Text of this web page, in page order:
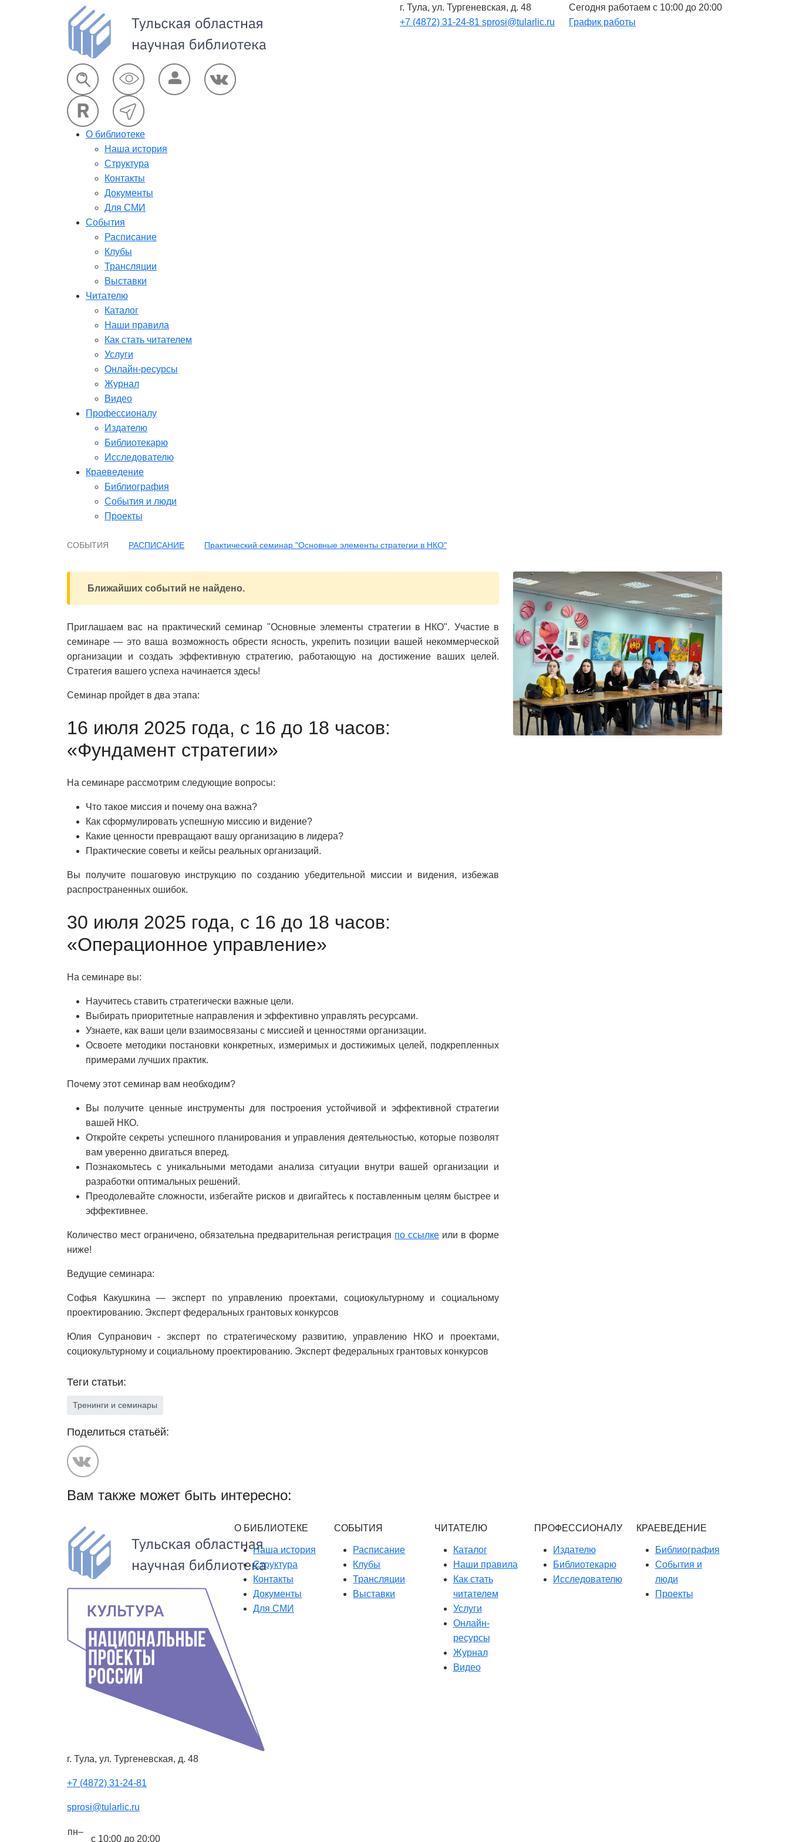
г. Тула, ул. Тургеневская, д. 48
+7 (4872) 31-24-81 sprosi@tularlic.ru
Сегодня работаем с 10:00 до 20:00
График работы
О библиотеке
Наша история
Структура
Контакты
Документы
Для СМИ
События
Расписание
Клубы
Трансляции
Выставки
Читателю
Каталог
Наши правила
Как стать читателем
Услуги
Онлайн-ресурсы
Журнал
Видео
Профессионалу
Издателю
Библиотекарю
Исследователю
Краеведение
Библиография
События и люди
Проекты
СОБЫТИЯ РАСПИСАНИЕ Практический семинар "Основные элементы стратегии в НКО"
Ближайших событий не найдено.
Приглашаем вас на практический семинар "Основные элементы стратегии в НКО". Участие в
семинаре — это ваша возможность обрести ясность, укрепить позиции вашей некоммерческой
организации и создать эффективную стратегию, работающую на достижение ваших целей.
Стратегия вашего успеха начинается здесь!
Семинар пройдет в два этапа:
16 июля 2025 года, с 16 до 18 часов:
«Фундамент стратегии»
На семинаре рассмотрим следующие вопросы:
Что такое миссия и почему она важна?
Как сформулировать успешную миссию и видение?
Какие ценности превращают вашу организацию в лидера?
Практические советы и кейсы реальных организаций.
Вы получите пошаговую инструкцию по созданию убедительной миссии и видения, избежав
распространенных ошибок.
30 июля 2025 года, с 16 до 18 часов:
«Операционное управление»
На семинаре вы:
Научитесь ставить стратегически важные цели.
Выбирать приоритетные направления и эффективно управлять ресурсами.
Узнаете, как ваши цели взаимосвязаны с миссией и ценностями организации.
Освоете методики постановки конкретных, измеримых и достижимых целей, подкрепленных
примерами лучших практик.
Почему этот семинар вам необходим?
Вы получите ценные инструменты для построения устойчивой и эффективной стратегии
вашей НКО.
Откройте секреты успешного планирования и управления деятельностью, которые позволят
вам уверенно двигаться вперед.
Познакомьтесь с уникальными методами анализа ситуации внутри вашей организации и
разработки оптимальных решений.
Преодолевайте сложности, избегайте рисков и двигайтесь к поставленным целям быстрее и
эффективнее.
Количество мест ограничено, обязательна предварительная регистрация по ссылке или в форме
ниже!
Ведущие семинара:
Софья Какушкина — эксперт по управлению проектами, социокультурному и социальному
проектированию. Эксперт федеральных грантовых конкурсов
Юлия Супранович - эксперт по стратегическому развитию, управлению НКО и проектами,
социокультурному и социальному проектированию. Эксперт федеральных грантовых конкурсов
Теги статьи:
Тренинги и семинары
Поделиться статьёй:
Вам также может быть интересно:
г. Тула, ул. Тургеневская, д. 48
+7 (4872) 31-24-81
sprosi@tularlic.ru
пн–
с 10:00 до 20:00
О БИБЛИОТЕКЕ
Наша история
Структура
Контакты
Документы
Для СМИ
СОБЫТИЯ
Расписание
Клубы
Трансляции
Выставки
ЧИТАТЕЛЮ
Каталог
Наши правила
Как стать
читателем
Услуги
Онлайн-
ресурсы
Журнал
Видео
ПРОФЕССИОНАЛУ
Издателю
Библиотекарю
Исследователю
КРАЕВЕДЕНИЕ
Библиография
События и
люди
Проекты